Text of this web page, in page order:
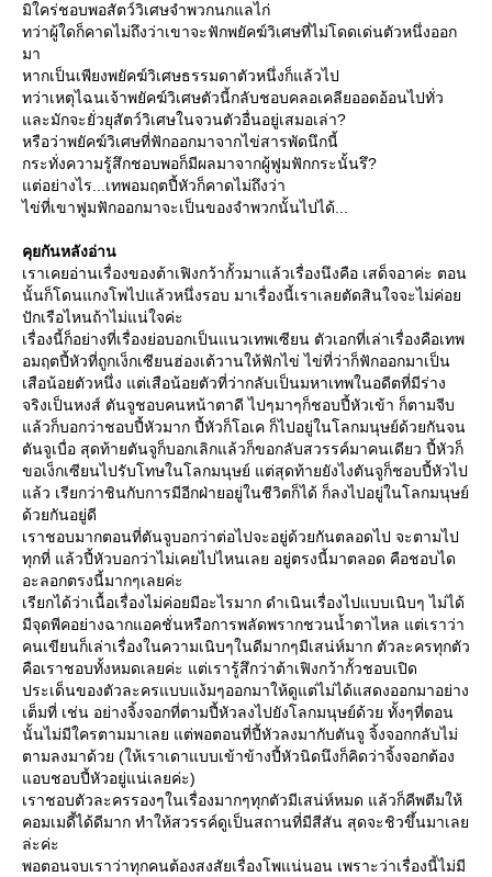
มิใคร่ชอบพอสัตว์วิเศษจำพวกนกแลไก่
ทว่าผู้ใดก็คาดไม่ถึงว่าเขาจะฟักพยัคฆ์วิเศษที่ไม่โดดเด่นตัวหนึ่งออก
มา
หากเป็นเพียงพยัคฆ์วิเศษธรรมดาตัวหนึ่งก็แล้วไป
ทว่าเหตุไฉนเจ้าพยัคฆ์วิเศษตัวนี้กลับชอบคลอเคลียออดอ้อนไปทั่ว
ละมักจะยั่วยุสัตว์วิเศษในจวนตัวอื่นอยู่เสมอเล่า?
หรือว่าพยัคฆ์วิเศษที่ฟักออกมาจากไข่สารพัดนึกนี้
กระทั่งความรู้สึกชอบพอก็มีผลมาจากผู้ฟูมฟักกระนั้นรึ?
ต่อย่างไร...เทพอมฤตปี้หัวก็คาดไม่ถึงว่า
ไข่ที่เขาฟูมฟักออกมาจะเป็นของจำพวกนั้นไปได้...
คุยกันหลังอ่าน
เราเคยอ่านเรื่องของต้าเฟิงกว้ากั้วมาแล้วเรื่องนึงคือ เสด็จอาค่ะ ตอน
นั้นก็โดนแกงโพไปแล้วหนึ่งรอบ มาเรื่องนี้เราเลยตัดสินใจจะไม่ค่อ
ปักเรือไหนถ้าไม่แน่ใจค่ะ
เรื่องนี้ก็อย่างที่เรื่องย่อบอกเป็นแนวเทพเซียน ตัวเอกที่เล่าเรื่องคือเทพ
อมฤตปี้หัวที่ถูกเง็กเซียนฮ่องเต้วานให้ฟักไข่ ไข่ที่ว่าก็ฟักออกมาเป็น
เสือน้อยตัวหนึ่ง แต่เสือน้อยตัวที่ว่ากลับเป็นมหาเทพในอดีตที่มีร่าง
จริงเป็นหงส์ ตันจูชอบคนหน้าตาดี ไปๆมาๆก็ชอบปี้หัวเข้า ก็ตามจีบ
ล้วก็บอกว่าชอบปี้หัวมาก ปี้หัวก็โอเค ก็ไปอยู่ในโลกมนุษย์ด้วยกันจน
ตันจูเบื่อ สุดท้ายตันจูก็บอกเลิกแล้วก็ขอกลับสวรรค์มาคนเดียว ปี้หัวก็
ขอเง็กเซียนไปรับโทษในโลกมนุษย์ แต่สุดท้ายยังไงตันจูก็ชอบปี้หัวไป
ล้ว เรียกว่าชินกับการมีอีกฝ่ายอยู่ในชีวิตก็ได้ ก็ลงไปอยู่ในโลกมนุษย์
ด้วยกันอยู่ดี
เราชอบมากตอนที่ตันจูบอกว่าต่อไปจะอยู่ด้วยกันตลอดไป จะตามไป
ทุกที่ แล้วปี้หัวบอกว่าไม่เคยไปไหนเลย อยู่ตรงนี้มาตลอด คือชอบได
อะลอกตรงนี้มากๆเลยค่ะ
เรียกได้ว่าเนื้อเรื่องไม่ค่อยมีอะไรมาก ดำเนินเรื่องไปแบบเนิบๆ ไม่ได้
มีจุดพีคอย่างฉากแอคชั่นหรือการพลัดพรากชวนน้ำตาไหล แต่เราว่า
คนเขียนก็เล่าเรื่องในความเนิบๆในดีมากๆมีเสน่ห์มาก ตัวละครทุกตัว
คือเราชอบทั้งหมดเลยค่ะ แต่เรารู้สึกว่าต้าเฟิงกว้ากั้วชอบเปิด
ประเด็นของตัวละครแบบแง้มๆออกมาให้ดูแต่ไม่ได้แสดงออกมาอย่าง
เต็มที่ เช่น อย่างจิ้งจอกที่ตามปี้หัวลงไปยังโลกมนุษย์ด้วย ทั้งๆที่ตอน
นั้นไม่มีใครตามมาเลย แต่พอตอนที่ปี้หัวลงมากับตันจู จิ้งจอกกลับไม่
ตามลงมาด้วย (ให้เราเดาแบบเข้าข้างปี้หัวนิดนึงก็คิดว่าจิ้งจอกต้อง
อบชอบปี้หัวอยู่แน่เลยค่ะ)
เราชอบตัวละครรองๆในเรื่องมากๆทุกตัวมีเสน่ห์หมด แล้วก็คีพตีมให้
คอมเมดี้ได้ดีมาก ทำให้สวรรค์ดูเป็นสถานที่มีสีสัน สุดจะชิวขึ้นมาเล
ล่ะค่ะ
พอตอนจบเราว่าทุกคนต้องสงสัยเรื่องโพแน่นอน เพราะว่าเรื่องนี้ไม่มี